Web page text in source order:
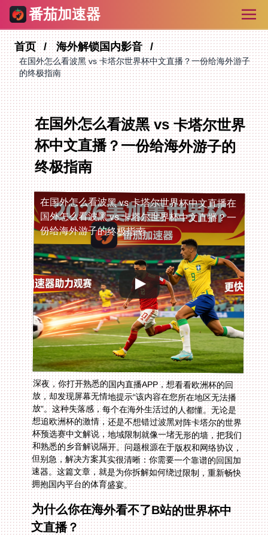
番茄加速器
首页 海外解锁国内影音
在国外怎么看波黑 vs 卡塔尔世界杯中文直播？一份给海外游子
的终极指南
在国外怎么看波黑 vs 卡塔尔世界
杯中文直播？一份给海外游子的
终极指南
在国外怎么看波黑 vs 卡塔尔世界杯中文直播在
国外怎么看波黑 vs 卡塔尔世界杯中文直播？一
份给海外游子的终极指南
深夜，你打开熟悉的国内直播APP，想看看欧洲杯的回
放，却发现屏幕无情地提示“该内容在您所在地区无法播
放”。这种失落感，每个在海外生活过的人都懂。无论是
想追欧洲杯的激情，还是不想错过波黑对阵卡塔尔的世界
杯预选赛中文解说，地域限制就像一堵无形的墙，把我们
和熟悉的乡音解说隔开。问题根源在于版权和网络协议，
但别急，解决方案其实很清晰：你需要一个靠谱的回国加
速器。这篇文章，就是为你拆解如何绕过限制，重新畅快
拥抱国内平台的体育盛宴。
为什么你在海外看不了B站的世界杯中
文直播？